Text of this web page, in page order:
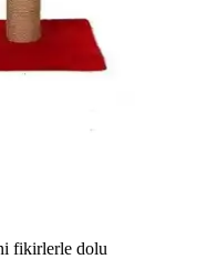
fikirlerle dolu